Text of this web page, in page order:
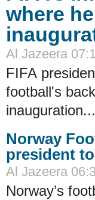
where
Al Jazeera
FIFA
football's
inauguration...
Norway
president
Al Jazeera
Norway’s